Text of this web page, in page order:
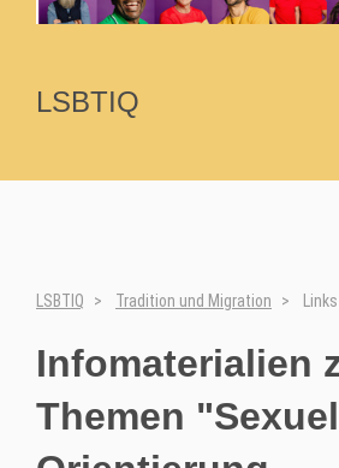
LSBTIQ
LSBTIQ Tradition und Migration
Infomaterialien
Themen